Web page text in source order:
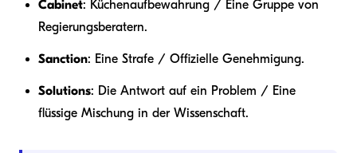
Cabinet: Küchenaufbewahrung / Eine Gruppe von
Regierungsberatern.
Sanction: Eine Strafe / Offizielle Genehmigung.
Solutions: Die Antwort auf ein Problem / Eine
flüssige Mischung in der Wissenschaft.